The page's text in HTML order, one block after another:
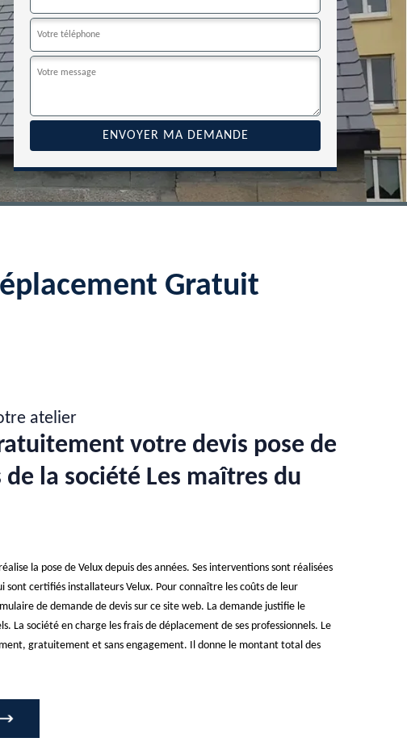
Gratuit
atelier
votre devis pose de
de la société Les maîtres du
la pose de Velux depuis des années. Ses interventions sont réalisées
sont certifiés installateurs Velux. Pour connaître les coûts de leur
de demande de devis sur ce site web. La demande justifie le
La société en charge les frais de déplacement de ses professionnels. Le
gratuitement et sans engagement. Il donne le montant total des